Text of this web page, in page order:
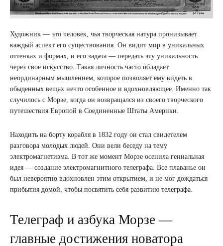
Художник — это человек, чья творческая натура пронизывает
каждый аспект его существования. Он видит мир в уникальных
оттенках и формах, и его задача — передать эту уникальность
через свое искусство. Такая личность часто обладает
неординарным мышлением, которое позволяет ему видеть в
обыденных вещах нечто особенное и вдохновляющее. Именно так
случилось с Морзе, когда он возвращался из своего творческого
путешествия Европой в Соединенные Штаты Америки.
Находить на борту корабля в 1832 году он стал свидетелем
разговора молодых людей. Они вели беседу на тему
электромагнетизма. В тот же момент Морзе осенила гениальная
идея — создание электромагнитного телеграфа. Все плаванье он
был невероятно вдохновлен этим открытием, и не мог дождаться
прибытия домой, чтобы посвятить себя развитию телеграфа.
Телеграф и азбука Морзе —
главные достижения новатора